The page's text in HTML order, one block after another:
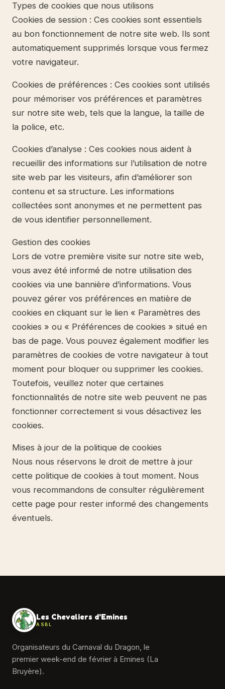
Types de cookies que nous utilisons
Cookies de session : Ces cookies sont essentiels
au bon fonctionnement de notre site web. Ils sont
automatiquement supprimés lorsque vous fermez
votre navigateur.
Cookies de préférences : Ces cookies sont utilisés
pour mémoriser vos préférences et paramètres
sur notre site web, tels que la langue, la taille de
la police, etc.
Cookies d’analyse : Ces cookies nous aident à
recueillir des informations sur l’utilisation de notre
site web par les visiteurs, afin d’améliorer son
contenu et sa structure. Les informations
collectées sont anonymes et ne permettent pas
de vous identifier personnellement.
Gestion des cookies
Lors de votre première visite sur notre site web,
vous avez été informé de notre utilisation des
cookies via une bannière d’informations. Vous
pouvez gérer vos préférences en matière de
cookies en cliquant sur le lien « Paramètres des
cookies » ou « Préférences de cookies » situé en
bas de page. Vous pouvez également modifier les
paramètres de cookies de votre navigateur à tout
moment pour bloquer ou supprimer les cookies.
Toutefois, veuillez noter que certaines
fonctionnalités de notre site web peuvent ne pas
fonctionner correctement si vous désactivez les
cookies.
Mises à jour de la politique de cookies
Nous nous réservons le droit de mettre à jour
cette politique de cookies à tout moment. Nous
vous recommandons de consulter régulièrement
cette page pour rester informé des changements
éventuels.
Les Chevaliers d'Emines
ASBL
Organisateurs du Carnaval du Dragon, le
premier week-end de février à Emines (La
Bruyère).